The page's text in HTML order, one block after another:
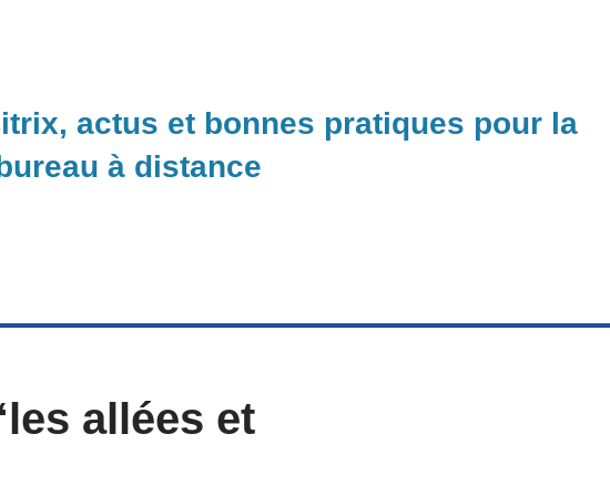
actus et bonnes pratiques pour la
à distance
allées et